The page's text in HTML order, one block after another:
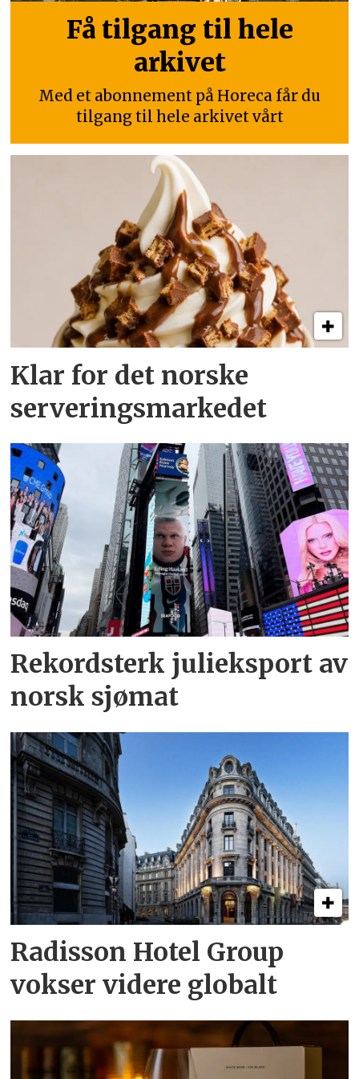
Få tilgang til hele
arkivet
Med et abonnement på Horeca får du
tilgang til hele arkivet vårt
Klar for det norske
serveringsmarkedet
Rekordsterk julieksport av
norsk sjømat
Radisson Hotel Group
vokser videre globalt